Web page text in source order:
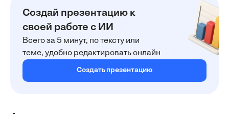
Создай презентацию к
своей работе с ИИ
Всего за 5 минут, по тексту или
теме, удобно редактировать онлайн
Создать презентацию